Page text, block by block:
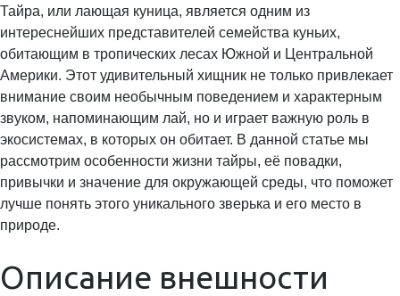
Тайра, или лающая куница, является одним из
интереснейших представителей семейства куньих,
обитающим в тропических лесах Южной и Центральной
Америки. Этот удивительный хищник не только привлекает
внимание своим необычным поведением и характерным
звуком, напоминающим лай, но и играет важную роль в
экосистемах, в которых он обитает. В данной статье мы
рассмотрим особенности жизни тайры, её повадки,
привычки и значение для окружающей среды, что поможет
лучше понять этого уникального зверька и его место в
природе.
Описание внешности